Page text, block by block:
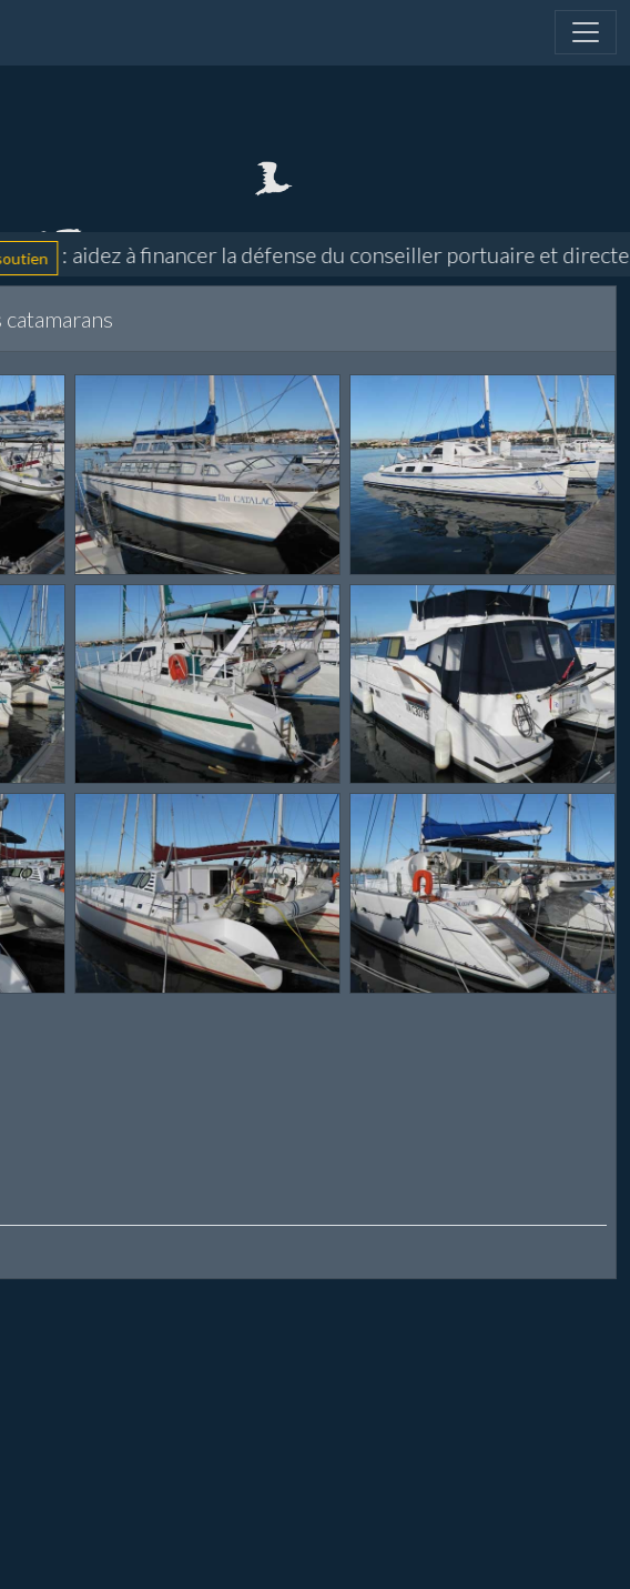
à financer la défense du conseiller portuaire et directeur de